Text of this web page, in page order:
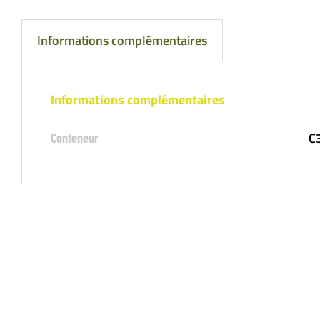
Informations complémentaires
Informations complémentaires
Conteneur